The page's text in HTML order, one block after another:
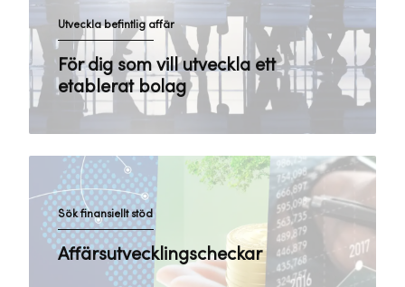
Utveckla befintlig affär
För dig som vill utveckla ett
etablerat bolag
Sök finansiellt stöd
Affärsutvecklingscheckar